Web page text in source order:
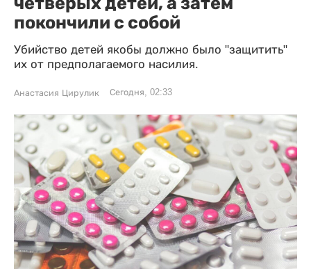
покончили с собой
Убийство детей якобы должно было "защитить"
их от предполагаемого насилия.
Анастасия Цирулик Сегодня, 02:33